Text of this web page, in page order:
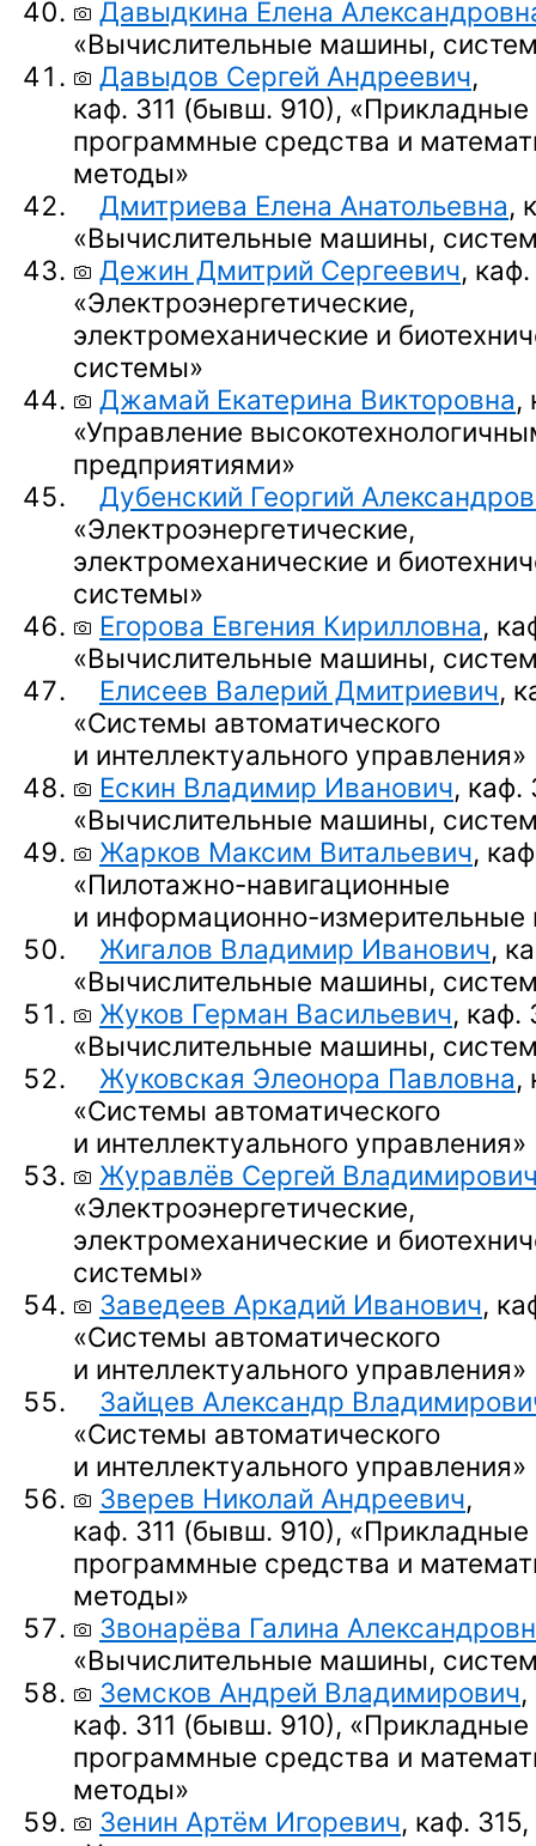
Давыдкина Елена
«Вычислительные машины,
Давыдов Сергей Андреевич,
каф. 311 (бывш. 910), «Прикладные
программные средства и
методы»
Дмитриева Елена Анатольевна,
«Вычислительные машины,
Дежин Дмитрий Сергеевич,
«Электроэнергетические,
электромеханические и
системы»
Джамай Екатерина Викторовна,
«Управление
предприятиями»
Дубенский Георгий
«Электроэнергетические,
электромеханические и
системы»
Егорова Евгения Кирилловна,
«Вычислительные машины,
Елисеев Валерий Дмитриевич,
«Системы автоматического
и интеллектуального управления»
Ескин Владимир Иванович, каф.
«Вычислительные машины,
Жарков Максим Витальевич,
«Пилотажно-навигационные
и информационно-измерительные
Жигалов Владимир Иванович,
«Вычислительные машины,
Жуков Герман Васильевич, каф.
«Вычислительные машины,
Жуковская Элеонора Павловна,
«Системы автоматического
и интеллектуального управления»
Журавлёв Сергей
«Электроэнергетические,
электромеханические и
системы»
Заведеев Аркадий Иванович,
«Системы автоматического
и интеллектуального управления»
Зайцев Александр
«Системы автоматического
и интеллектуального управления»
Зверев Николай Андреевич,
каф. 311 (бывш. 910), «Прикладные
программные средства и
методы»
Звонарёва Галина
«Вычислительные машины,
Земсков Андрей Владимирович,
каф. 311 (бывш. 910), «Прикладные
программные средства и
методы»
Зенин Артём Игоревич, каф. 315,